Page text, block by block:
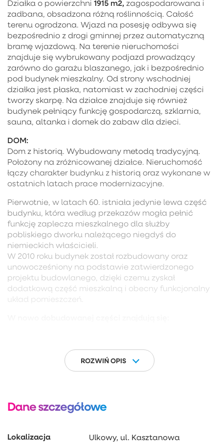
Działka o powierzchni 1915 m2, zagospodarowana i
zadbana, obsadzona różną roślinnością. Całość
terenu ogrodzona. Wjazd na posesję odbywa się
bezpośrednio z drogi gminnej przez automatyczną
bramę wjazdową. Na terenie nieruchomości
znajduje się wybrukowany podjazd prowadzący
zarówno do garażu blaszanego, jak i bezpośrednio
pod budynek mieszkalny. Od strony wschodniej
działka jest płaska, natomiast w zachodniej części
tworzy skarpę. Na działce znajduje się również
budynek pełniący funkcję gospodarczą, szklarnia,
sauna, altanka i domek do zabaw dla dzieci.
DOM:
Dom z historią. Wybudowany metodą tradycyjną.
Położony na zróżnicowanej działce. Nieruchomość
łączy charakter budynku z historią oraz wykonane w
ostatnich latach prace modernizacyjne.
Pierwotnie, w latach 60. istniała jedynie lewa część
budynku, która według przekazów mogła pełnić
funkcję zaplecza mieszkalnego dla służby
pobliskiego dworku należącego niegdyś do
niemieckich właścicieli.
W 2010 roku budynek został rozbudowany oraz
unowocześniony na podstawie zatwierdzonego
projektu budowlanego, dzięki czemu zyskał
dodatkową część mieszkalną i obecny funkcjonalny
układ pomieszczeń.
– salon z jadalnią oraz wyjściem na zabudowany
– łazienka z prysznicem i oknem,
I PIĘTRO
– 3 pokoje, w tym jeden z garderobą,
Z jednego z pokoi znajduje się przejście do starej
ROZWIŃ OPIS
Dane szczegółowe
Lokalizacja Ulkowy, ul. Kasztanowa